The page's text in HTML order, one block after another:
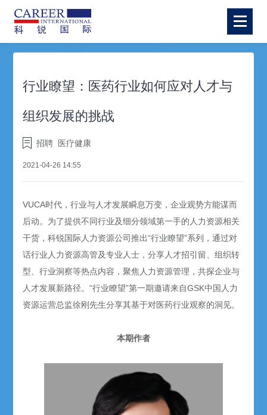
行业瞭望：医药行业如何应对人才与
组织发展的挑战
招聘 医疗健康
2021-04-26 14:55
VUCA时代，行业与人才发展瞬息万变，企业观势方能谋而
后动。为了提供不同行业及细分领域第一手的人力资源相关
干货，科锐国际人力资源公司推出“行业瞭望”系列，通过对
话行业人力资源高管及专业人士，分享人才招引留、组织转
型、行业洞察等热点内容，聚焦人力资源管理，共探企业与
人才发展新路径。“行业瞭望”第一期邀请来自GSK中国人力
资源运营总监徐刚先生分享其基于对医药行业观察的洞见。
本期作者